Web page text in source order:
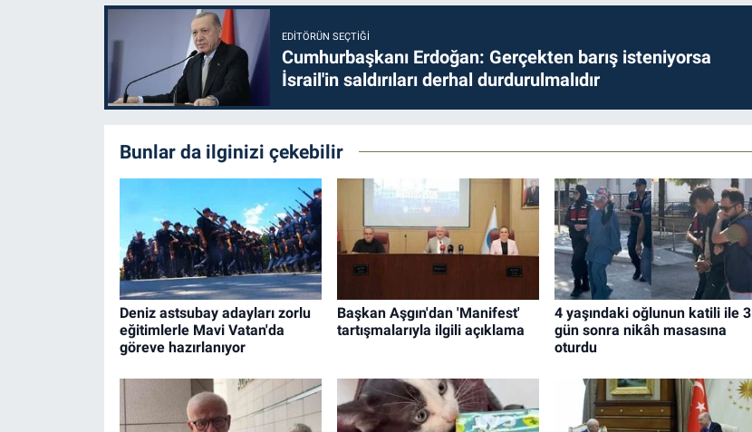
EDITÖRÜN SEÇTIĞI
Cumhurbaşkanı Erdoğan: Gerçekten barış isteniyorsa
İsrail'in saldırıları derhal durdurulmalıdır
Bunlar da ilginizi çekebilir
Deniz astsubay adayları zorlu
eğitimlerle Mavi Vatan'da
göreve hazırlanıyor
Başkan Aşgın'dan 'Manifest'
tartışmalarıyla ilgili açıklama
4 yaşındaki oğlunun katili ile 3
gün sonra nikâh masasına
oturdu